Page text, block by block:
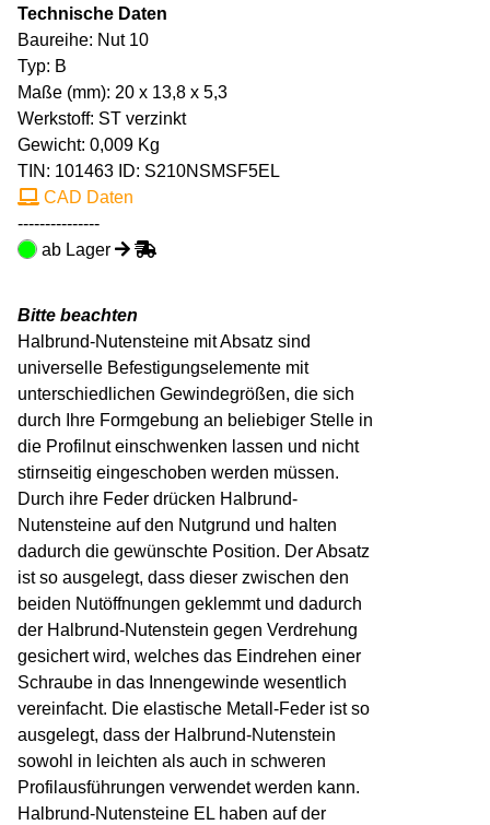
Technische Daten
Baureihe: Nut 10
Typ: B
Maße (mm): 20 x 13,8 x 5,3
Werkstoff: ST verzinkt
Gewicht: 0,009 Kg
TIN: 101463 ID: S210NSMSF5EL
CAD Daten
---------------
ab Lager
Bitte beachten
Halbrund-Nutensteine mit Absatz sind
universelle Befestigungselemente mit
unterschiedlichen Gewindegrößen, die sich
durch Ihre Formgebung an beliebiger Stelle in
die Profilnut einschwenken lassen und nicht
stirnseitig eingeschoben werden müssen.
Durch ihre Feder drücken Halbrund-
Nutensteine auf den Nutgrund und halten
dadurch die gewünschte Position. Der Absatz
ist so ausgelegt, dass dieser zwischen den
beiden Nutöffnungen geklemmt und dadurch
der Halbrund-Nutenstein gegen Verdrehung
gesichert wird, welches das Eindrehen einer
Schraube in das Innengewinde wesentlich
vereinfacht. Die elastische Metall-Feder ist so
ausgelegt, dass der Halbrund-Nutenstein
sowohl in leichten als auch in schweren
Profilausführungen verwendet werden kann.
Halbrund-Nutensteine EL haben auf der